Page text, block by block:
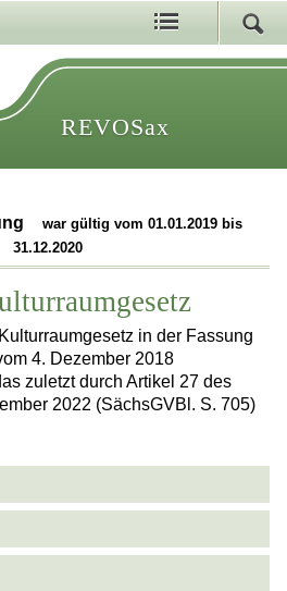
REVOSax
war gültig vom 01.01.2019 bis
31.12.2020
in der Fassung
4. Dezember 2018
zuletzt durch Artikel 27 des
2022 (SächsGVBl. S. 705)